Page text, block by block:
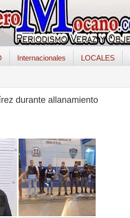
Internacionales LOCALES
durante allanamiento